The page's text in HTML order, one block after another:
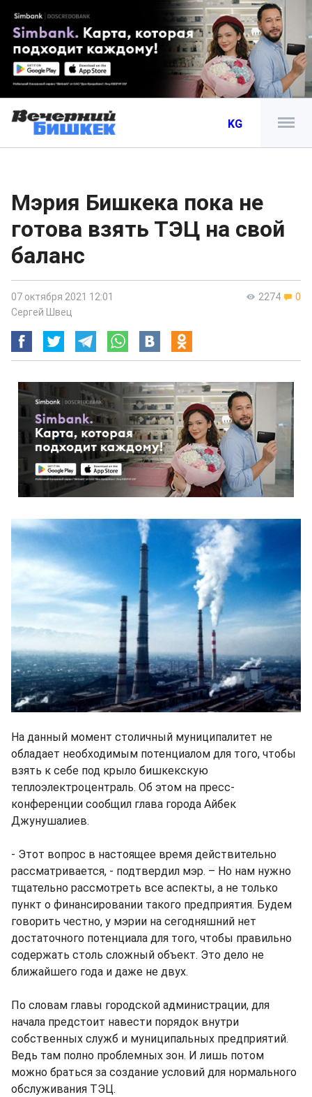
KG
Мэрия Бишкека пока не
готова взять ТЭЦ на свой
баланс
2274 0
07 октября 2021 12:01
Сергей Швец
На данный момент столичный муниципалитет не
обладает необходимым потенциалом для того, чтобы
взять к себе под крыло бишкекскую
теплоэлектроцентраль. Об этом на пресс-
конференции сообщил глава города Айбек
Джунушалиев.
- Этот вопрос в настоящее время действительно
рассматривается, - подтвердил мэр. – Но нам нужно
тщательно рассмотреть все аспекты, а не только
пункт о финансировании такого предприятия. Будем
говорить честно, у мэрии на сегодняшний нет
достаточного потенциала для того, чтобы правильно
содержать столь сложный объект. Это дело не
ближайшего года и даже не двух.
По словам главы городской администрации, для
начала предстоит навести порядок внутри
собственных служб и муниципальных предприятий.
Ведь там полно проблемных зон. И лишь потом
можно браться за создание условий для нормального
обслуживания ТЭЦ.